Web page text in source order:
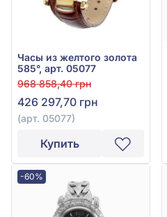
Часы из желтого золота
585°, арт. 05077
968 858,40 грн
426 297,70 грн
(арт. 05077)
Купить
-60%